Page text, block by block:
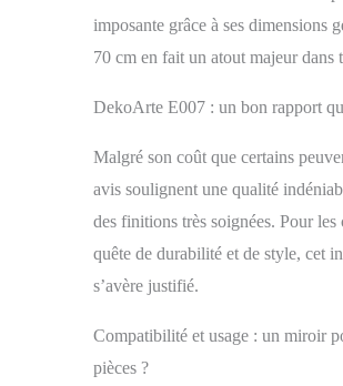
NOUS: DekoArte est une
entreprise, qui a commencé
n'a cessé de croître dans
intérieure, et surtout à la
fabricants et distributeurs de
produits, qui leur donne une
exclusive distribuée
marque , DekoArte.
MURALE: Les miroirs
et de sophistication à votre
imposante grâce à ses dimensions
70 cm en fait un atout majeur dans
DekoArte E007 : un bon rapport
Malgré son coût que certains
avis soulignent une qualité
des finitions très soignées. Pour les
quête de durabilité et de style, cet
s’avère justifié.
Compatibilité et usage : un miroir
pièces ?